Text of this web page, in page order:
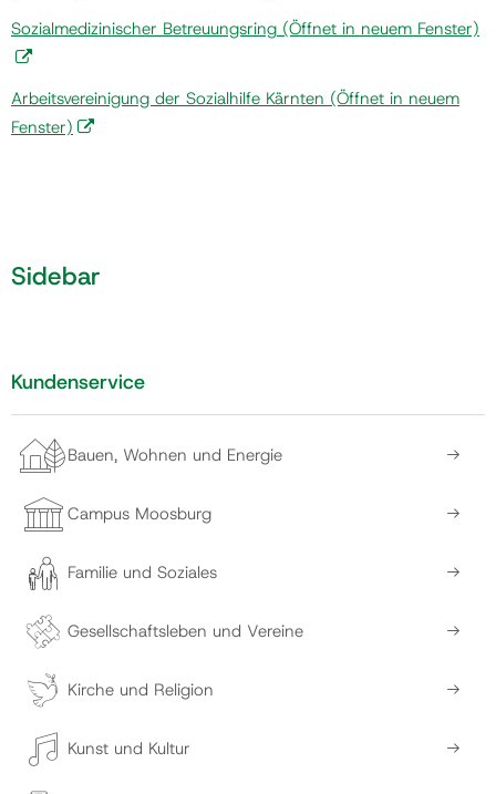
Sozialmedizinischer Betreuungsring (Öffnet in neuem Fenster)
Arbeitsvereinigung der Sozialhilfe Kärnten (Öffnet in neuem
Fenster)
Sidebar
Kundenservice
Bauen, Wohnen und Energie
Campus Moosburg
Familie und Soziales
Gesellschaftsleben und Vereine
Kirche und Religion
Kunst und Kultur